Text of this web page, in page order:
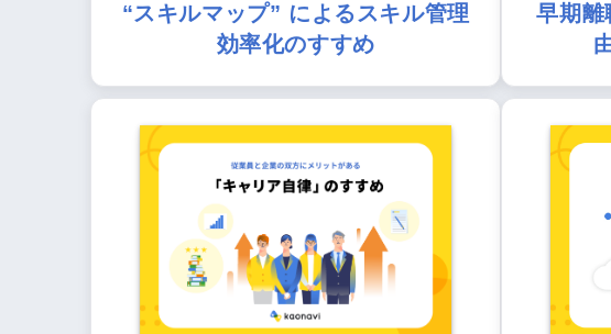
“スキルマップ” によるスキル管理
効率化のすすめ
早期